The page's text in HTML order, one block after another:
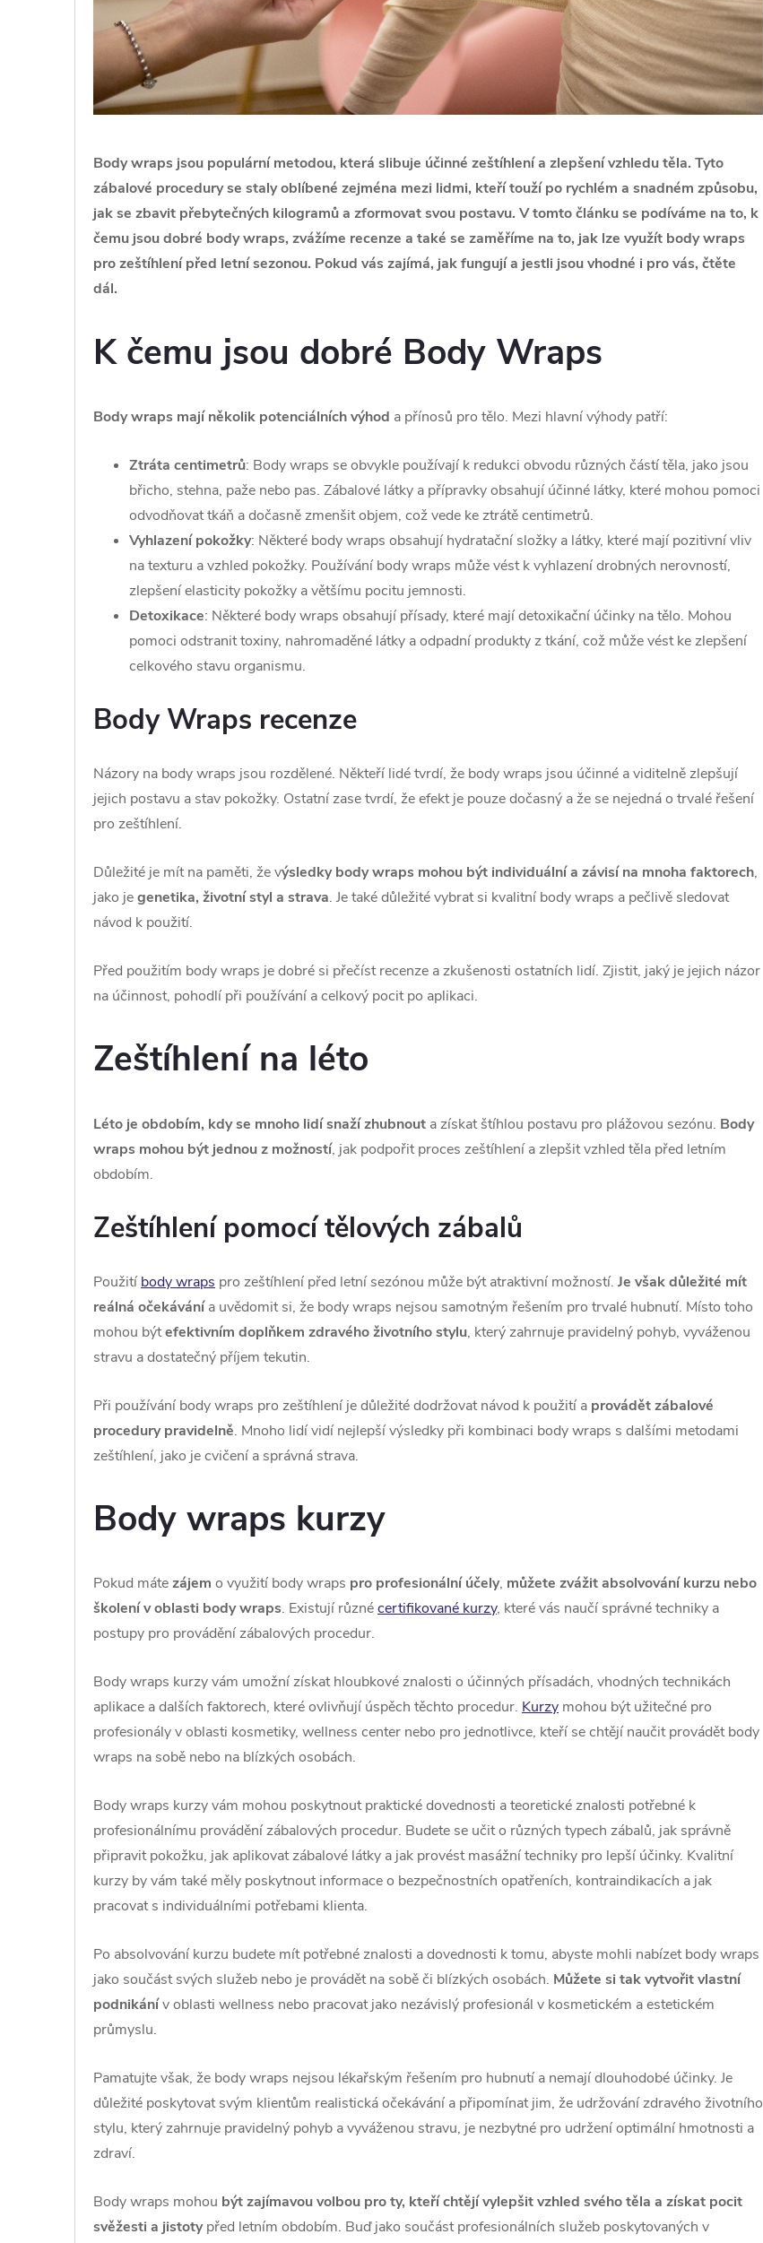
Body wraps jsou populární metodou, která slibuje účinné zeštíhlení a zlepšení vzhledu těla. Tyto
zábalové procedury se staly oblíbené zejména mezi lidmi, kteří touží po rychlém a snadném způsobu,
jak se zbavit přebytečných kilogramů a zformovat svou postavu. V tomto článku se podíváme na to, k
čemu jsou dobré body wraps, zvážíme recenze a také se zaměříme na to, jak lze využít body wraps
pro zeštíhlení před letní sezonou. Pokud vás zajímá, jak fungují a jestli jsou vhodné i pro vás, čtěte
dál.
K čemu jsou dobré Body Wraps
Body wraps mají několik potenciálních výhod a přínosů pro tělo. Mezi hlavní výhody patří:
Ztráta centimetrů: Body wraps se obvykle používají k redukci obvodu různých částí těla, jako jsou
břicho, stehna, paže nebo pas. Zábalové látky a přípravky obsahují účinné látky, které mohou pomoci
odvodňovat tkáň a dočasně zmenšit objem, což vede ke ztrátě centimetrů.
Vyhlazení pokožky: Některé body wraps obsahují hydratační složky a látky, které mají pozitivní vliv
na texturu a vzhled pokožky. Používání body wraps může vést k vyhlazení drobných nerovností,
zlepšení elasticity pokožky a většímu pocitu jemnosti.
Detoxikace: Některé body wraps obsahují přísady, které mají detoxikační účinky na tělo. Mohou
pomoci odstranit toxiny, nahromaděné látky a odpadní produkty z tkání, což může vést ke zlepšení
celkového stavu organismu.
Body Wraps recenze
Názory na body wraps jsou rozdělené. Někteří lidé tvrdí, že body wraps jsou účinné a viditelně zlepšují
jejich postavu a stav pokožky. Ostatní zase tvrdí, že efekt je pouze dočasný a že se nejedná o trvalé řešení
pro zeštíhlení.
Důležité je mít na paměti, že výsledky body wraps mohou být individuální a závisí na mnoha faktorech,
jako jegenetika, životní styl a strava. Je také důležité vybrat si kvalitní body wraps a pečlivě sledovat
návod k použití.
Před použitím body wraps je dobré si přečíst recenze a zkušenosti ostatních lidí. Zjistit, jaký je jejich názor
na účinnost, pohodlí při používání a celkový pocit po aplikaci.
Zeštíhlení na léto
Léto je obdobím, kdy se mnoho lidí snaží zhubnout a získat štíhlou postavu pro plážovou sezónu. Body
wraps mohou být jednou z možností, jak podpořit proces zeštíhlení a zlepšit vzhled těla před letním
obdobím.
Zeštíhlení pomocí tělových zábalů
Použití body wraps pro zeštíhlení před letní sezónou může být atraktivní možností. Je však důležité mít
reálná očekávánía uvědomit si, že body wraps nejsou samotným řešením pro trvalé hubnutí. Místo toho
mohou býtefektivním doplňkem zdravého životního stylu, který zahrnuje pravidelný pohyb, vyváženou
stravu a dostatečný příjem tekutin.
Při používání body wraps pro zeštíhlení je důležité dodržovat návod k použití a provádět zábalové
procedury pravidelně. Mnoho lidí vidí nejlepší výsledky při kombinaci body wraps s dalšími metodami
zeštíhlení, jako je cvičení a správná strava.
Body wraps kurzy
Pokud mátezájem o využití body wraps pro profesionální účely, můžete zvážit absolvování kurzu nebo
školení v oblasti body wraps. Existují různécertifikované kurzy, které vás naučí správné techniky a
postupy pro provádění zábalových procedur.
Body wraps kurzy vám umožní získat hloubkové znalosti o účinných přísadách, vhodných technikách
aplikace a dalších faktorech, které ovlivňují úspěch těchto procedur. Kurzy mohou být užitečné pro
profesionály v oblasti kosmetiky, wellness center nebo pro jednotlivce, kteří se chtějí naučit provádět body
wraps na sobě nebo na blízkých osobách.
Body wraps kurzy vám mohou poskytnout praktické dovednosti a teoretické znalosti potřebné k
profesionálnímu provádění zábalových procedur. Budete se učit o různých typech zábalů, jak správně
připravit pokožku, jak aplikovat zábalové látky a jak provést masážní techniky pro lepší účinky. Kvalitní
kurzy by vám také měly poskytnout informace o bezpečnostních opatřeních, kontraindikacích a jak
pracovat s individuálními potřebami klienta.
Po absolvování kurzu budete mít potřebné znalosti a dovednosti k tomu, abyste mohli nabízet body wraps
jako součást svých služeb nebo je provádět na sobě či blízkých osobách. Můžete si tak vytvořit vlastní
podnikánív oblasti wellness nebo pracovat jako nezávislý profesionál v kosmetickém a estetickém
průmyslu.
Pamatujte však, že body wraps nejsou lékařským řešením pro hubnutí a nemají dlouhodobé účinky. Je
důležité poskytovat svým klientům realistická očekávání a připomínat jim, že udržování zdravého životního
stylu, který zahrnuje pravidelný pohyb a vyváženou stravu, je nezbytné pro udržení optimální hmotnosti a
zdraví.
Body wraps mohou být zajímavou volbou pro ty, kteří chtějí vylepšit vzhled svého těla a získat pocit
svěžesti a jistotypřed letním obdobím. Buď jako součást profesionálních služeb poskytovaných v